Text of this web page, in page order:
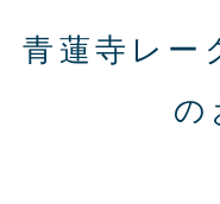
青蓮寺レー
の